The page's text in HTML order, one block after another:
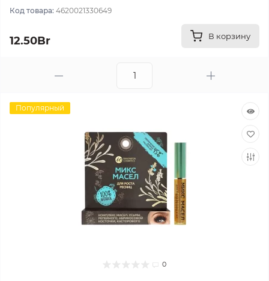
Код товара: 4620021330649
12.50Br В корзину
Популярный
0